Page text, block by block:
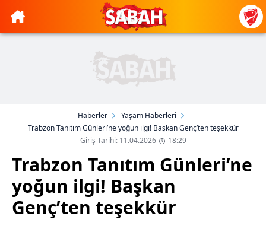
Haberler
Yaşam Haberleri
Trabzon Tanıtım Günleri’ne yoğun ilgi! Başkan Genç’ten teşekkür
Giriş Tarihi: 11.04.2026
18:29
Trabzon Tanıtım Günleri’ne
yoğun ilgi! Başkan
Genç’ten teşekkür